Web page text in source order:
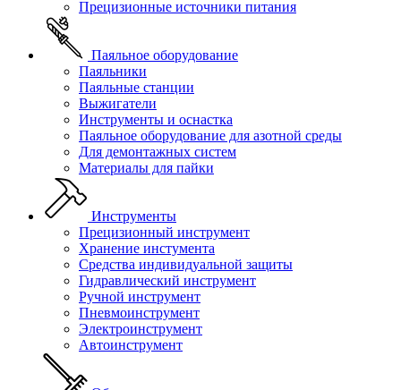
Прецизионные источники питания
Паяльное оборудование
Паяльники
Паяльные станции
Выжигатели
Инструменты и оснастка
Паяльное оборудование для азотной среды
Для демонтажных систем
Материалы для пайки
Инструменты
Прецизионный инструмент
Хранение инстумента
Средства индивидуальной защиты
Гидравлический инструмент
Ручной инструмент
Пневмоинструмент
Электроинструмент
Автоинструмент